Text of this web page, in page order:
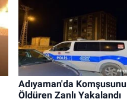
Adıyaman'da Komşusunu
Öldüren Zanlı Yakalandı